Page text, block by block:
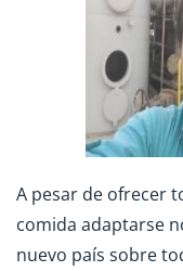
A pesar de ofrecer
comida adaptarse
nuevo país sobre